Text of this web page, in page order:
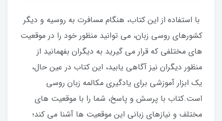
با استفاده از این کتاب، هنگام مسافرت به روسیه و دیگر
کشورهای روسی زبان، می توانید منظور خود را در موقعیت
های مختلفی که قرار می گیرید به دیگران بفهمانید از
منظور دیگران نیز آگاهی یابید، این کتاب در عین حال،
یک ابزار آموزشی برای یادگیری مکالمه زبان روسی
است.کتاب با پرسش و پاسخ، شما را با موقعیت های
مختلف و نیازهای زبانی این موقعیت ها آشنا می کند؛